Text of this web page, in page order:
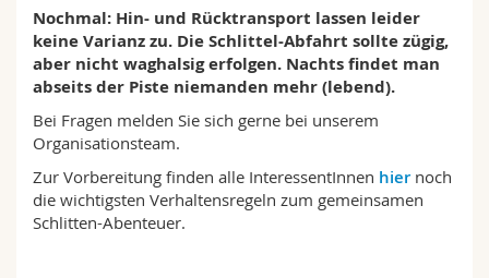
Nochmal: Hin- und Rücktransport lassen leider
keine Varianz zu. Die Schlittel-Abfahrt sollte zügig,
aber nicht waghalsig erfolgen. Nachts findet man
abseits der Piste niemanden mehr (lebend).
Bei Fragen melden Sie sich gerne bei unserem
Organisationsteam.
Zur Vorbereitung finden alle InteressentInnen hiernoch
die wichtigsten Verhaltensregeln zum gemeinsamen
Schlitten-Abenteuer.